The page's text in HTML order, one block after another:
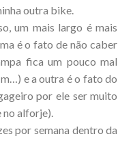
outra bike.
um mais largo é mais
é o fato de não caber
fica um pouco mal
e a outra é o fato do
por ele ser muito
no alforje).
por semana dentro da